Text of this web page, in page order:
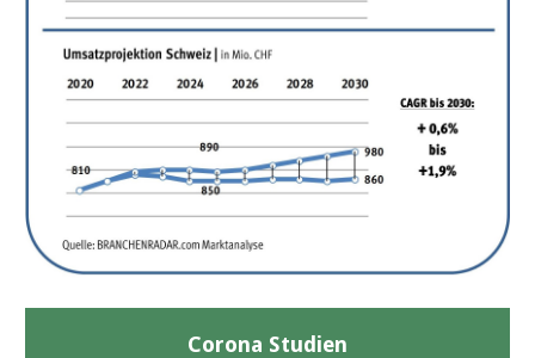
Corona Studien